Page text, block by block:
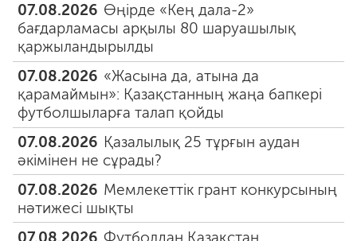
07.08.2026 Өңірде «Кең дала-2»
бағдарламасы арқылы 80 шаруашылық
қаржыландырылды
07.08.2026 «Жасына да, атына да
қарамаймын»: Қазақстанның жаңа бапкері
футболшыларға талап қойды
07.08.2026 Қазалылық 25 тұрғын аудан
әкімінен не сұрады?
07.08.2026 Мемлекеттік грант конкурсының
нәтижесі шықты
07.08.2026 Футболдан Қазақстан